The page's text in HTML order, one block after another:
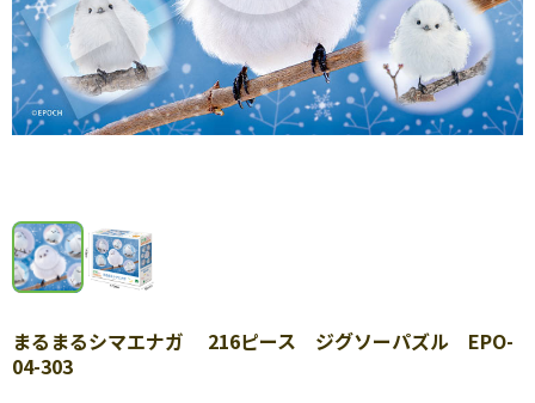
まるまるシマエナガ 216ピース ジグソーパズル EPO-
04-303